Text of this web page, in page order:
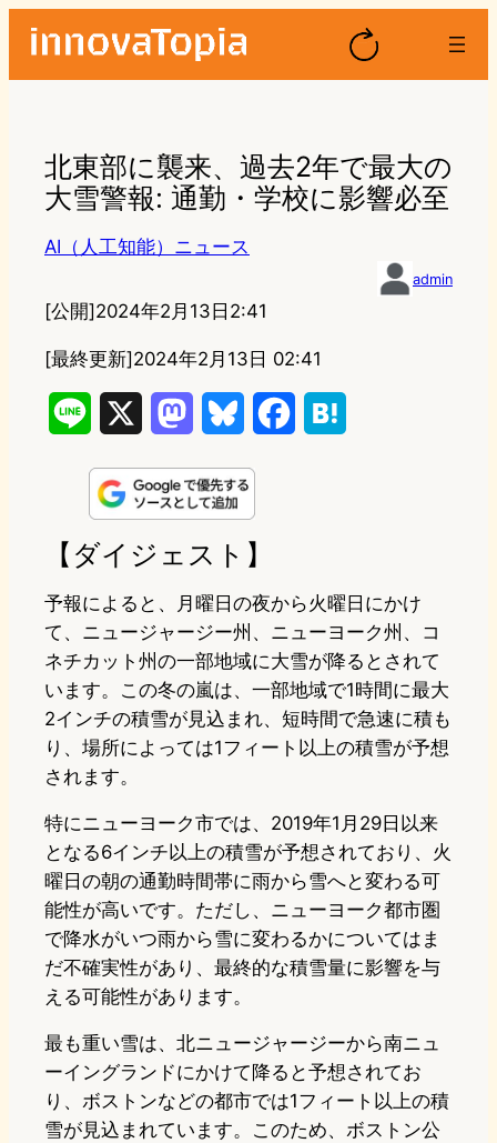
北東部に襲来、過去2年で最大の
大雪警報: 通勤・学校に影響必至
AI（人工知能）ニュース
admin
[公開]2024年2月13日2:41
[最終更新]2024年2月13日 02:41
n
e
s
d
o
n
u
e
k
y
o
k
【ダイジェスト】
予報によると、月曜日の夜から火曜日にかけ
て、ニュージャージー州、ニューヨーク州、コ
ネチカット州の一部地域に大雪が降るとされて
います。この冬の嵐は、一部地域で1時間に最大
2インチの積雪が見込まれ、短時間で急速に積も
り、場所によっては1フィート以上の積雪が予想
されます。
特にニューヨーク市では、2019年1月29日以来
となる6インチ以上の積雪が予想されており、火
曜日の朝の通勤時間帯に雨から雪へと変わる可
能性が高いです。ただし、ニューヨーク都市圏
で降水がいつ雨から雪に変わるかについてはま
だ不確実性があり、最終的な積雪量に影響を与
える可能性があります。
最も重い雪は、北ニュージャージーから南ニュ
ーイングランドにかけて降ると予想されてお
り、ボストンなどの都市では1フィート以上の積
雪が見込まれています。このため、ボストン公